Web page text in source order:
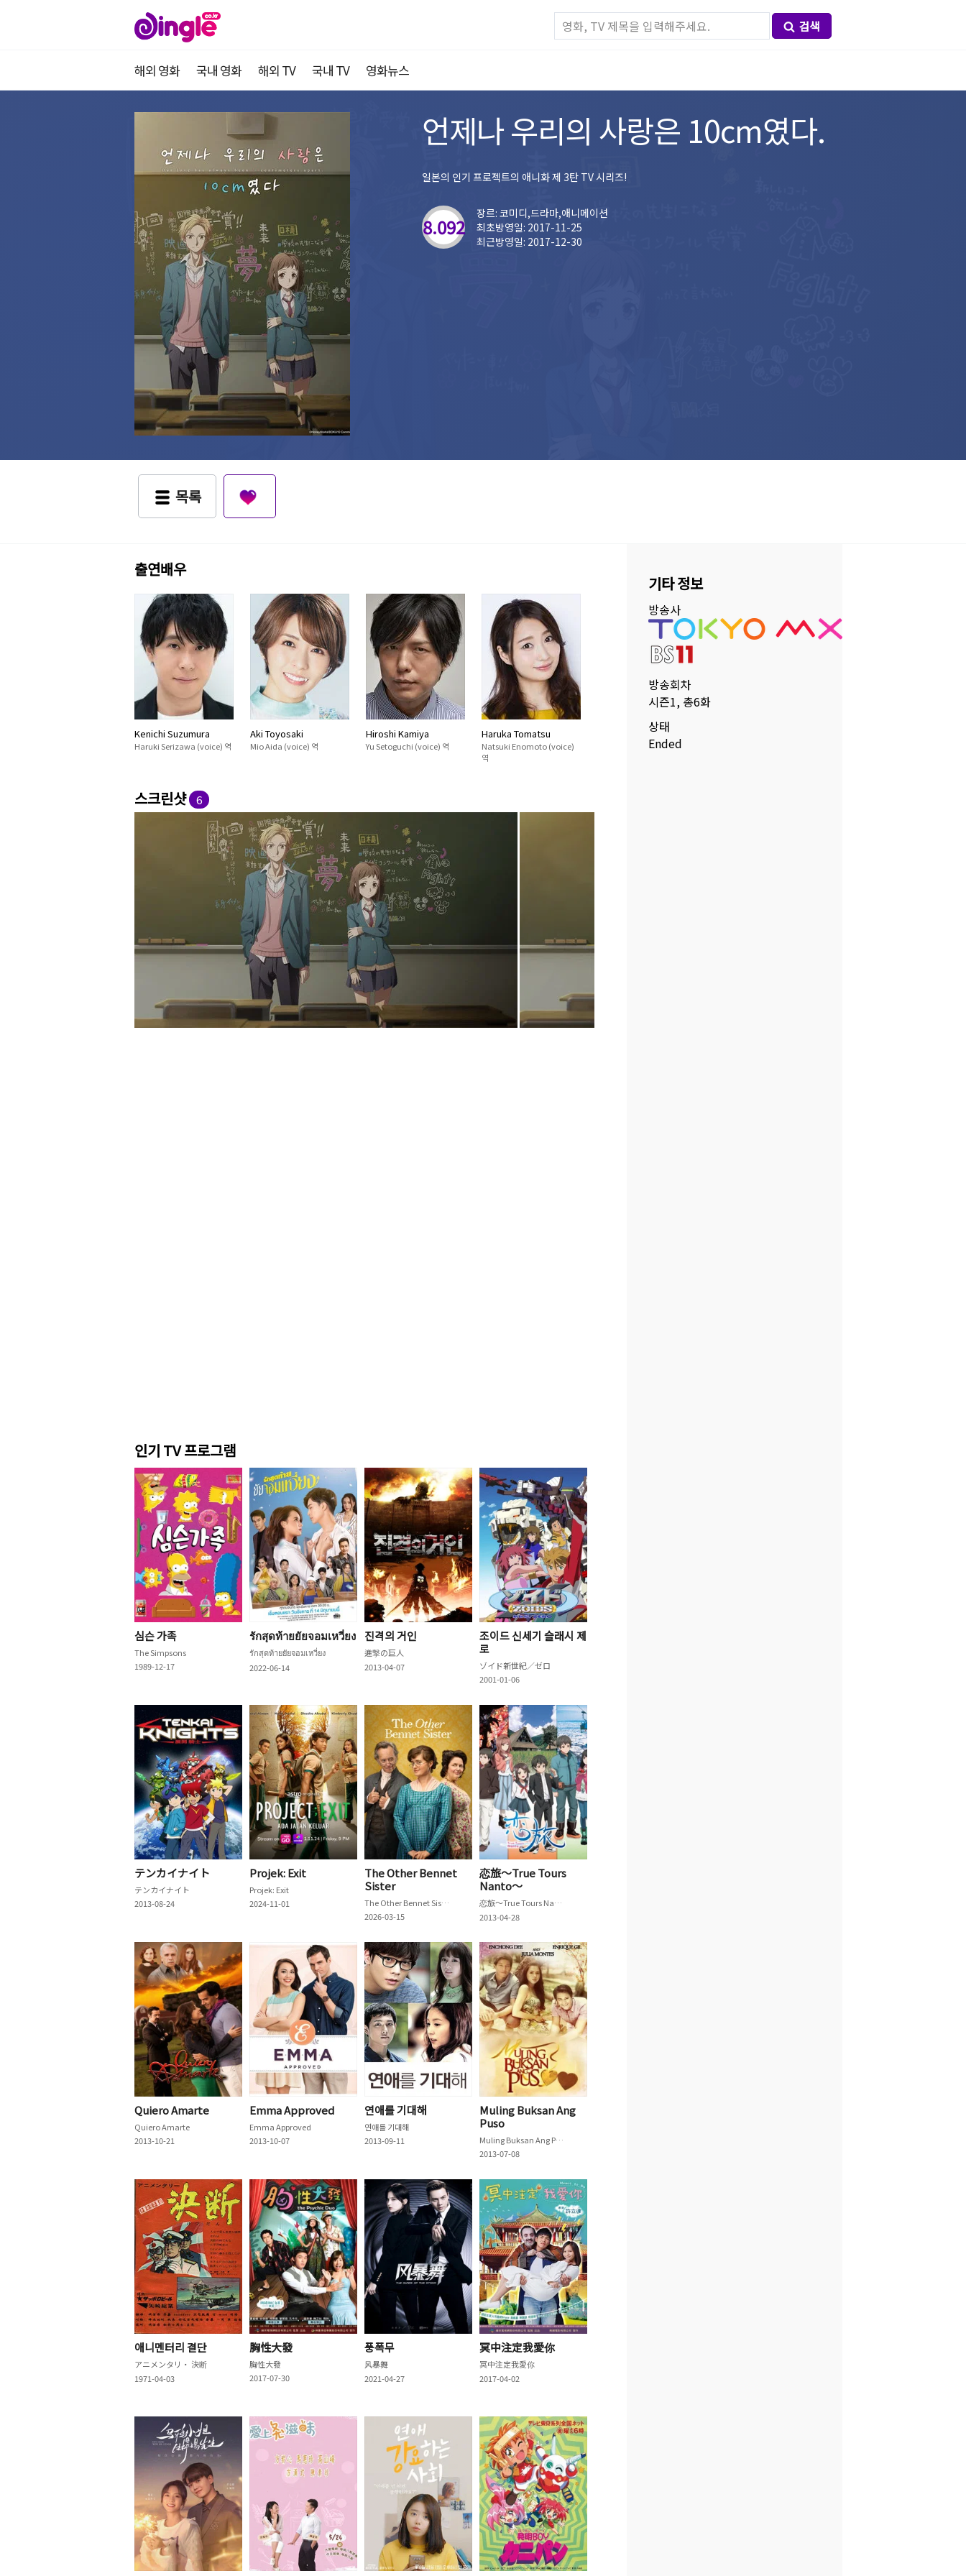
검색
해외 영화 국내 영화 해외 TV 국내 TV 영화뉴스
언제나 우리의 사랑은 10cm였다.
일본의 인기 프로젝트의 애니화 제 3탄 TV 시리즈!
8.092
장르: 코미디,드라마,애니메이션
최초방영일: 2017-11-25
최근방영일: 2017-12-30
목록
출연배우
Kenichi Suzumura
Haruki Serizawa (voice) 역
Aki Toyosaki
Mio Aida (voice) 역
Hiroshi Kamiya
Yu Setoguchi (voice) 역
Haruka Tomatsu
Natsuki Enomoto (voice)
역
스크린샷 6
인기 TV 프로그램
심슨 가족
The Simpsons
1989-12-17
รักสุดท้ายยัยจอมเหวี่ยง
รักสุดท้ายยัยจอมเหวี่ยง
2022-06-14
진격의 거인
進撃の巨人
2013-04-07
조이드 신세기 슬래시 제
로
ゾイド新世紀／ゼロ
2001-01-06
テンカイナイト
テンカイナイト
2013-08-24
Projek: Exit
Projek: Exit
2024-11-01
The Other Bennet
Sister
The Other Bennet Sister
2026-03-15
恋旅～True Tours
Nanto～
恋旅～True Tours Nanto～
2013-04-28
Quiero Amarte
Quiero Amarte
2013-10-21
Emma Approved
Emma Approved
2013-10-07
연애를 기대해
연애를 기대해
2013-09-11
Muling Buksan Ang
Puso
Muling Buksan Ang Puso
2013-07-08
애니멘터리 결단
アニメンタリ・ 決断
1971-04-03
胸性大發
胸性大發
2017-07-30
풍폭무
风暴舞
2021-04-27
冥中注定我愛你
冥中注定我愛你
2017-04-02
기타 정보
방송사
방송회차
시즌1, 총6화
상태
Ended